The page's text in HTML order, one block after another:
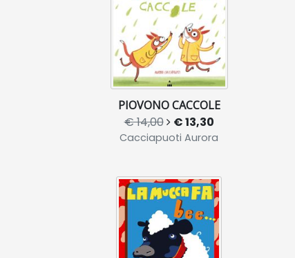
PIOVONO CACCOLE
€ 14,00 € 13,30
Cacciapuoti Aurora